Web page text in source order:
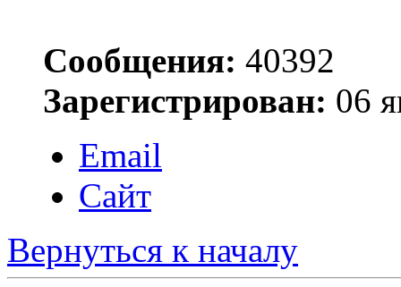
Сообщения: 40392
Зарегистрирован: 06
Email
Сайт
Вернуться к началу